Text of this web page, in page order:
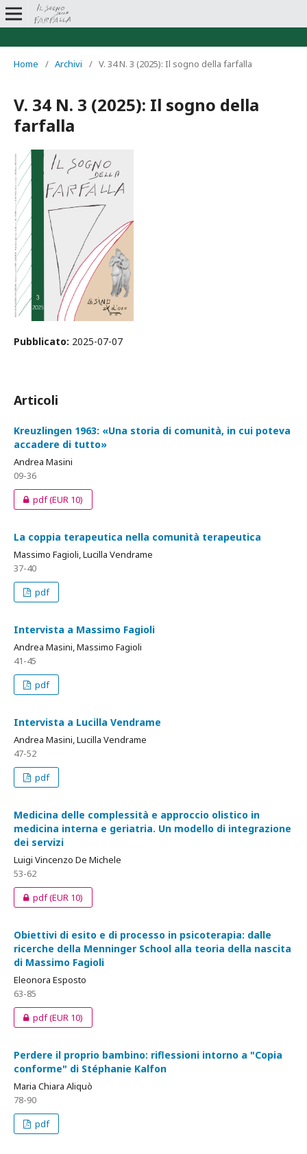
Home / Archivi / V. 34 N. 3 (2025): Il sogno della farfalla
V. 34 N. 3 (2025): Il sogno della
farfalla
Pubblicato: 2025-07-07
Articoli
Kreuzlingen 1963: «Una storia di comunità, in cui poteva
accadere di tutto»
Andrea Masini
09-36
pdf(EUR 10)
La coppia terapeutica nella comunità terapeutica
Massimo Fagioli, Lucilla Vendrame
37-40
pdf
Intervista a Massimo Fagioli
Andrea Masini, Massimo Fagioli
41-45
pdf
Intervista a Lucilla Vendrame
Andrea Masini, Lucilla Vendrame
47-52
pdf
Medicina delle complessità e approccio olistico in
medicina interna e geriatria. Un modello di integrazione
dei servizi
Luigi Vincenzo De Michele
53-62
pdf(EUR 10)
Obiettivi di esito e di processo in psicoterapia: dalle
ricerche della Menninger School alla teoria della nascita
di Massimo Fagioli
Eleonora Esposto
63-85
pdf(EUR 10)
Perdere il proprio bambino: riflessioni intorno a "Copia
conforme" di Stéphanie Kalfon
Maria Chiara Aliquò
78-90
pdf